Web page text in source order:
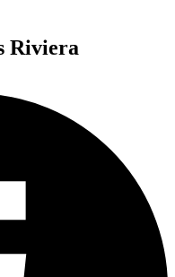
Riviera